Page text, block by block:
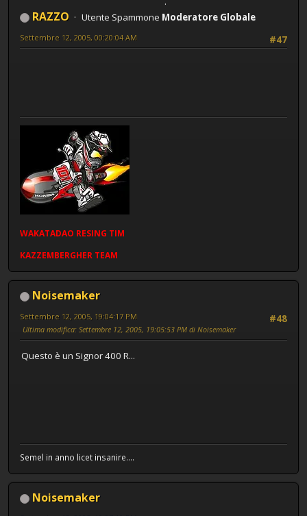
RAZZO Utente Spammone Moderatore Globale
#47
Settembre 12, 2005, 00:20:04 AM
WAKATADAO RESING TIM
KAZZEMBERGHER TEAM
Noisemaker
#48
Settembre 12, 2005, 19:04:17 PM
Ultima modifica: Settembre 12, 2005, 19:05:53 PM di Noisemaker
Questo è un Signor 400 R...
Semel in anno licet insanire....
Noisemaker